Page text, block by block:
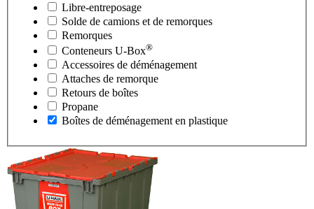
Libre-entreposage
Solde de camions et de remorques
Remorques
Conteneurs U-Box®
Accessoires de déménagement
Attaches de remorque
Retours de boîtes
Propane
Boîtes de déménagement en plastique